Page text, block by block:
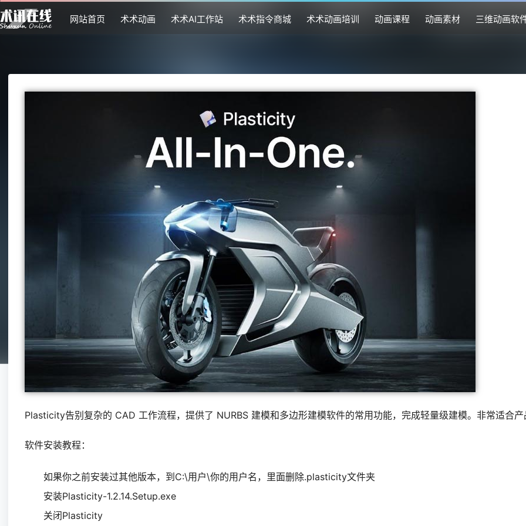
网站首页 术术动画 术术AI工作站 术术指令商城 术术动画培训 动画课程 动画素材 三维动画软
Plasticity告别复杂的 CAD 工作流程，提供了 NURBS 建模和多边形建模软件的常用功能，完成轻量级建模。非常适合产
软件安装教程：
如果你之前安装过其他版本，到C:\用户\你的用户名，里面删除.plasticity文件夹
安装Plasticity-1.2.14.Setup.exe
关闭Plasticity